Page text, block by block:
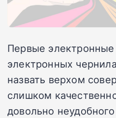
Первые
электронных
назвать верхом
слишком
довольно